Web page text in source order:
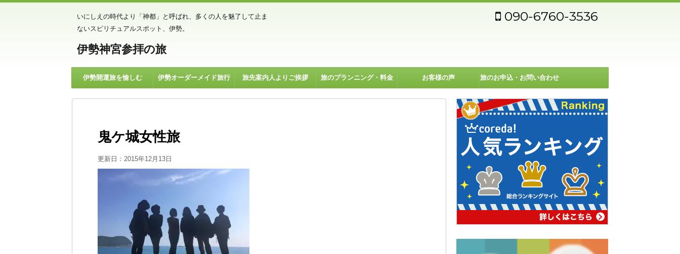
いにしえの時代より「神都」と呼ばれ、多くの人を魅了して止ま
ないスピリチュアルスポット、伊勢。
伊勢神宮参拝の旅
090-6760-3536
伊勢開運旅を愉しむ 伊勢オーダーメイド旅行 旅先案内人よりご挨拶 旅のプランニング・料金 お客様の声 旅のお申込・お問い合わせ
鬼ケ城女性旅
更新日： 2015年12月13日